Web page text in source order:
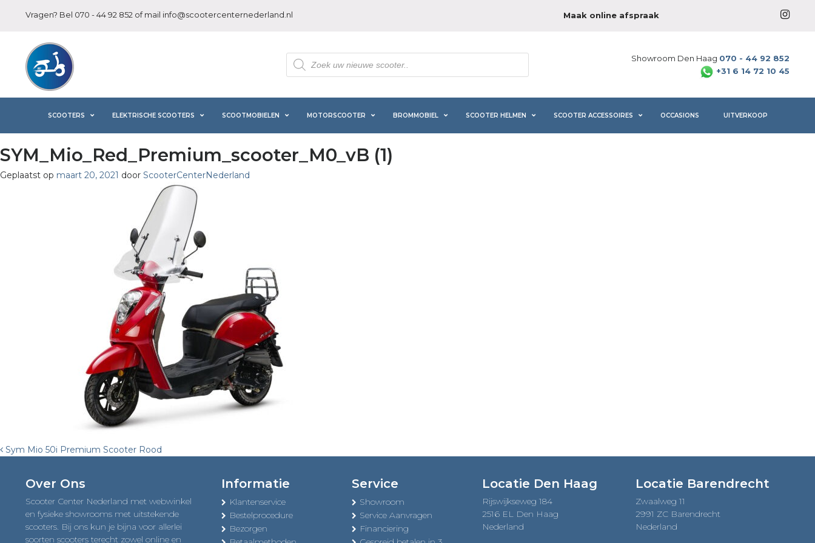
Vragen? Bel 070 - 44 92 852 of mail info@scootercenternederland.nl Maak online afspraak
Producten
zoeken
Showroom Den Haag 070 - 44 92 852
+31 6 14 72 10 45
SCOOTERS ELEKTRISCHE SCOOTERS SCOOTMOBIELEN MOTORSCOOTER BROMMOBIEL SCOOTER HELMEN SCOOTER ACCESSOIRES OCCASIONS UITVERKOOP
SYM_Mio_Red_Premium_scooter_M0_vB (1)
Geplaatst op maart 20, 2021 door ScooterCenterNederland
Post
navigation
Sym Mio 50i Premium Scooter Rood
Over Ons
Scooter Center Nederland met webwinkel
en fysieke showrooms met uitstekende
scooters. Bij ons kun je bijna voor allerlei
soorten scooters terecht zowel online en
Informatie
Klantenservice
Bestelprocedure
Bezorgen
Service
Showroom
Service Aanvragen
Financiering
Locatie Den Haag
Rijswijkseweg 184
2516 EL Den Haag
Nederland
Locatie Barendrecht
Zwaalweg 11
2991 ZC Barendrecht
Nederland